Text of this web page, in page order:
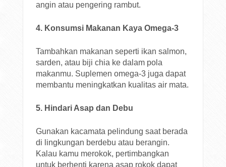
angin atau pengering rambut.
4. Konsumsi Makanan Kaya Omega-3
Tambahkan makanan seperti ikan salmon,
sarden, atau biji chia ke dalam pola
makanmu. Suplemen omega-3 juga dapat
membantu meningkatkan kualitas air mata.
5. Hindari Asap dan Debu
Gunakan kacamata pelindung saat berada
di lingkungan berdebu atau berangin.
Kalau kamu merokok, pertimbangkan
untuk berhenti karena asap rokok dapat